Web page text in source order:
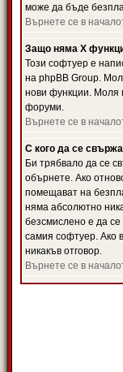
може да бъде
Върнете се в
Защо няма X
Този софтуер е
на phpBB Group.
нови функции. Моля
форуми.
Върнете се в
С кого да се
Би трябвало да се
обърнете. Ако
помещават на
няма абсолютно
безсмислено е да се
самия софтуер. Ако
никакъв отговор.
Върнете се в